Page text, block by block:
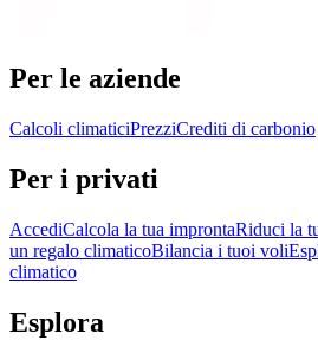
Per le aziende
Calcoli climaticiPrezziCrediti di carbonio
Per i privati
AccediCalcola la tua improntaRiduci la
un regalo climaticoBilancia i tuoi voli
climatico
Esplora